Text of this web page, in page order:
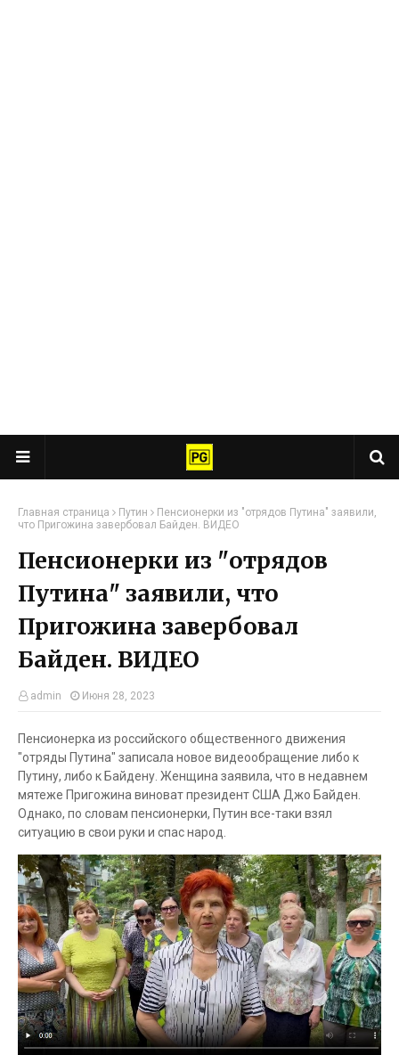
Главная страница Путин
Пенсионерки из "отрядов Путина" заявили,
что Пригожина завербовал Байден. ВИДЕО
Пенсионерки из "отрядов
Путина" заявили, что
Пригожина завербовал
Байден. ВИДЕО
admin Июня 28, 2023
Пенсионерка из российского общественного движения
"отряды Путина" записала новое видеообращение либо к
Путину, либо к Байдену. Женщина заявила, что в недавнем
мятеже Пригожина виноват президент США Джо Байден.
Однако, по словам пенсионерки, Путин все-таки взял
ситуацию в свои руки и спас народ.